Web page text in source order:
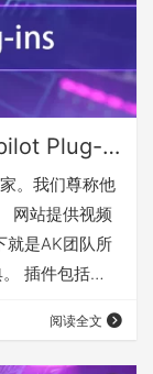
AE插件:VC插件合集_Video Copilot Plug-ins _AK(Win版)
。我们尊称他
网站提供视频
就是AK团队所
插件包括
插件） FX
（3D
阅读全文